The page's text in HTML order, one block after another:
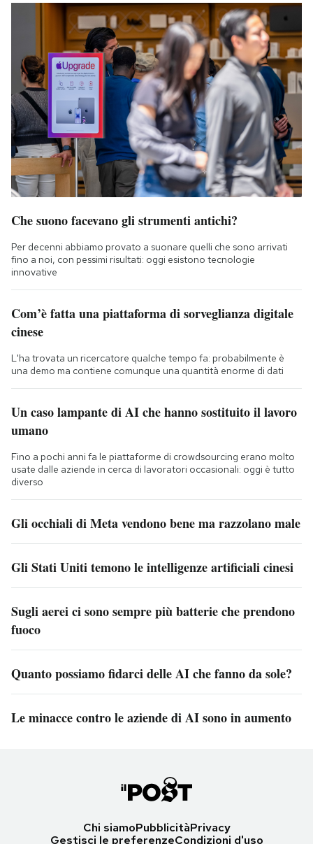
Che suono facevano gli strumenti antichi?
Per decenni abbiamo provato a suonare quelli che sono arrivati
fino a noi, con pessimi risultati: oggi esistono tecnologie
innovative
Com’è fatta una piattaforma di sorveglianza digitale
cinese
L'ha trovata un ricercatore qualche tempo fa: probabilmente è
una demo ma contiene comunque una quantità enorme di dati
Un caso lampante di AI che hanno sostituito il lavoro
umano
Fino a pochi anni fa le piattaforme di crowdsourcing erano molto
usate dalle aziende in cerca di lavoratori occasionali: oggi è tutto
diverso
Gli occhiali di Meta vendono bene ma razzolano male
Gli Stati Uniti temono le intelligenze artificiali cinesi
Sugli aerei ci sono sempre più batterie che prendono
fuoco
Quanto possiamo fidarci delle AI che fanno da sole?
Le minacce contro le aziende di AI sono in aumento
Chi siamoPubblicitàPrivacy
Gestisci le preferenzeCondizioni d'uso